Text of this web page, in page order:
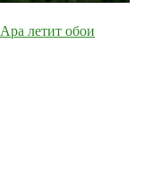
Ара летит обои